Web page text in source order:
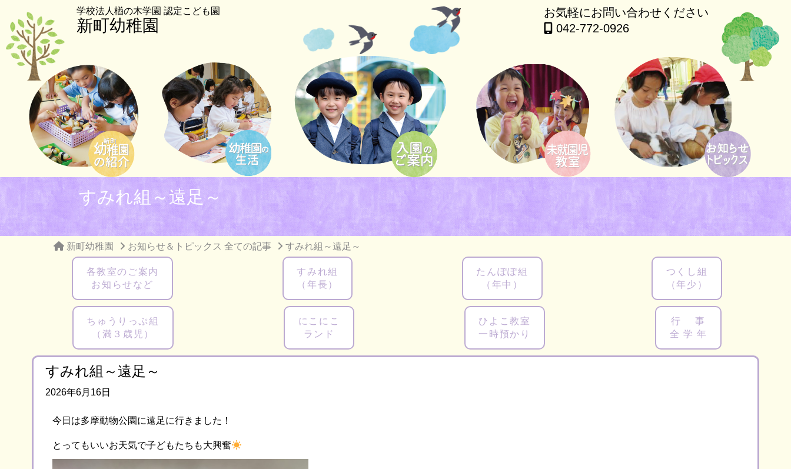
学校法人楢の木学園 認定こども園
新町幼稚園
お気軽にお問い合わせください
042-772-0926
すみれ組～遠足～
新町幼稚園 お知らせ＆トピックス 全ての記事 すみれ組～遠足～
各教室のご案内
お知らせなど
すみれ組
（年長）
たんぽぽ組
（年中）
つくし組
（年少）
ちゅうりっぷ組
（満３歳児）
にこにこ
ランド
ひよこ教室
一時預かり
行 事
全 学 年
すみれ組～遠足～
2026年6月16日
今日は多摩動物公園に遠足に行きました！
とってもいいお天気で子どもたちも大興奮